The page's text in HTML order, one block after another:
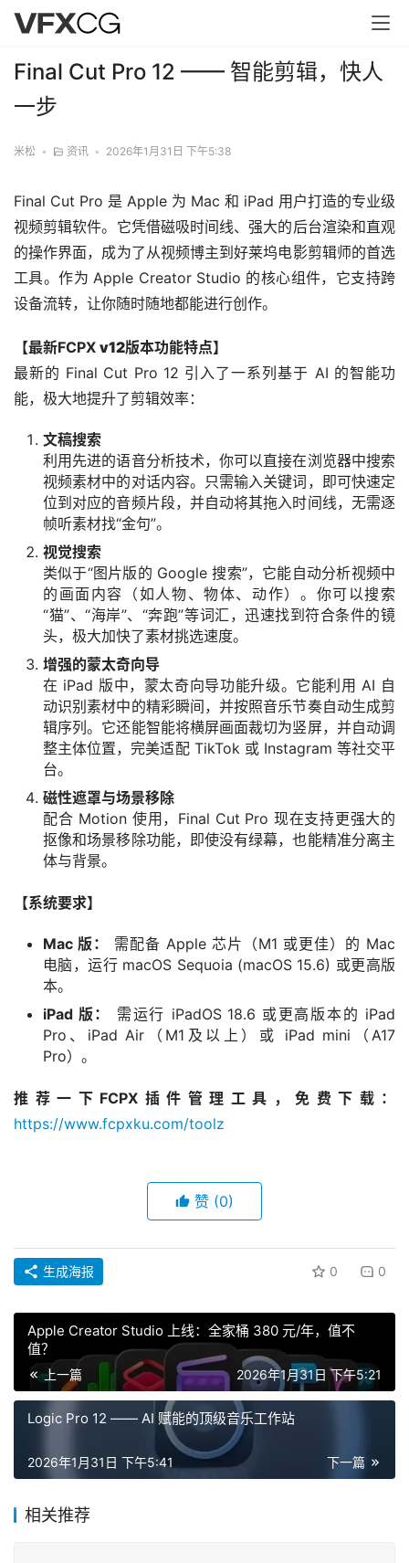
Final Cut Pro 12 —— 智能剪辑，快人
一步
米松 • 资讯 • 2026年1月31日 下午5:38
Final Cut Pro 是 Apple 为 Mac 和 iPad 用户打造的专业级
视频剪辑软件。它凭借磁吸时间线、强大的后台渲染和直观
的操作界面，成为了从视频博主到好莱坞电影剪辑师的首选
工具。作为 Apple Creator Studio 的核心组件，它支持跨
设备流转，让你随时随地都能进行创作。
【最新FCPX v12版本功能特点】
最新的 Final Cut Pro 12 引入了一系列基于 AI 的智能功
能，极大地提升了剪辑效率：
文稿搜索
利用先进的语音分析技术，你可以直接在浏览器中搜索
视频素材中的对话内容。只需输入关键词，即可快速定
位到对应的音频片段，并自动将其拖入时间线，无需逐
帧听素材找“金句”。
视觉搜索
类似于“图片版的 Google 搜索”，它能自动分析视频中
的画面内容（如人物、物体、动作）。你可以搜索
“猫”、“海岸”、“奔跑”等词汇，迅速找到符合条件的镜
头，极大加快了素材挑选速度。
增强的蒙太奇向导
在 iPad 版中，蒙太奇向导功能升级。它能利用 AI 自
动识别素材中的精彩瞬间，并按照音乐节奏自动生成剪
辑序列。它还能智能将横屏画面裁切为竖屏，并自动调
整主体位置，完美适配 TikTok 或 Instagram 等社交平
台。
磁性遮罩与场景移除
配合 Motion 使用，Final Cut Pro 现在支持更强大的
抠像和场景移除功能，即使没有绿幕，也能精准分离主
体与背景。
【系统要求】
Mac 版：
需配备 Apple 芯片（M1 或更佳）的 Mac
电脑，运行 macOS Sequoia (macOS 15.6) 或更高版
本。
iPad 版：
需运行 iPadOS 18.6 或更高版本的 iPad
Pro、iPad Air（M1及以上）或 iPad mini（A17
Pro）。
推荐一下FCPX插件管理工具，免费下载：
https://www.fcpxku.com/toolz
赞 (0)
生成海报 0 0
Apple Creator Studio 上线：全家桶 380 元/年，值不
值？
上一篇 2026年1月31日 下午5:21
Logic Pro 12 —— AI 赋能的顶级音乐工作站
下一篇
2026年1月31日 下午5:41
相关推荐